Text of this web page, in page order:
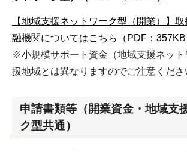
【地域支援ネットワーク型（開業）】
融機関についてはこちら（PDF：357KB
※小規模サポート資金（地域支援ネット
扱地域とは異なりますのでご注意くださ
申請書類等（開業資金・地域支
ク型共通）